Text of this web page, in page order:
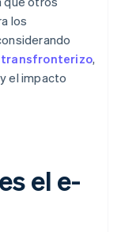
los
transfronterizo,
el impacto
el e-